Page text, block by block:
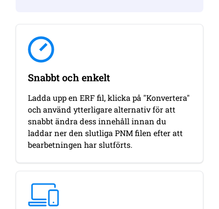
Snabbt och enkelt
Ladda upp en ERF fil, klicka på "Konvertera"
och använd ytterligare alternativ för att
snabbt ändra dess innehåll innan du
laddar ner den slutliga PNM filen efter att
bearbetningen har slutförts.